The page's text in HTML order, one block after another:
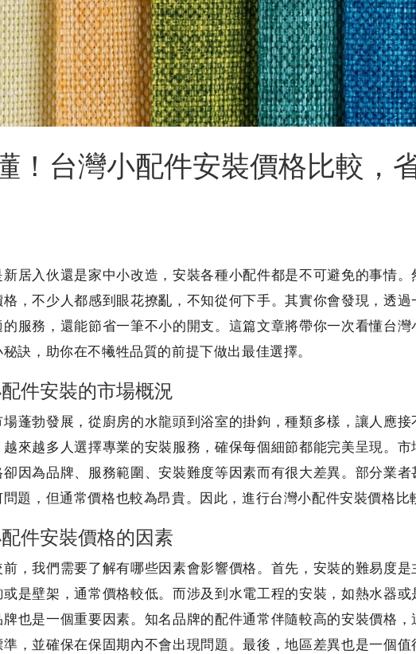
！台灣小配件安裝價格比較，
居入伙還是家中小改造，安裝各種小配件都是不可避免的事情。
格，不少人都感到眼花撩亂，不知從何下手。其實你會發現，透
服務，還能節省一筆不小的開支。這篇文章將帶你一次看懂台
訣，助你在不犧牲品質的前提下做出最佳選擇。
件安裝的市場概況
場蓬勃發展，從廚房的水龍頭到浴室的掛鉤，種類多樣，讓人應
越來越多人選擇專業的安裝服務，確保每個細節都能完美呈現。
因為品牌、服務範圍、安裝難度等因素而有很大差異。部分業
題，但通常價格也較為昂貴。因此，進行台灣小配件安裝價格比
件安裝價格的因素
，我們需要了解有哪些因素會影響價格。首先，安裝的難易度
是壁架，通常價格較低。而涉及到水電工程的安裝，如熱水器
也是一個重要因素。知名品牌的配件通常伴隨較高的安裝價格
，並確保在保固期內不會出現問題。最後，地區差異也是一個值